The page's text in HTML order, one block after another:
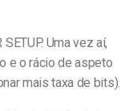
Uma vez aí,
e o rácio de aspeto
mais taxa de bits).